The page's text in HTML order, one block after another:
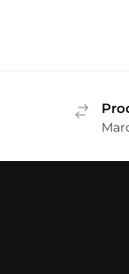
en